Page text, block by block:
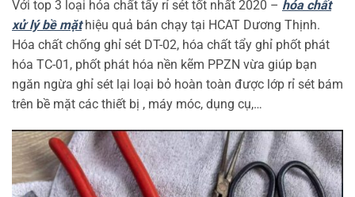
Với top 3 loại hóa chất tẩy rỉ sét tốt nhất 2020 – hóa chất
xử lý bề mặthiệu quả bán chạy tại HCAT Dương Thịnh.
Hóa chất chống ghỉ sét DT-02, hóa chất tẩy ghỉ phốt phát
hóa TC-01, phốt phát hóa nền kẽm PPZN vừa giúp bạn
ngăn ngừa ghỉ sét lại loại bỏ hoàn toàn được lớp rỉ sét bám
trên bề mặt các thiết bị , máy móc, dụng cụ,…